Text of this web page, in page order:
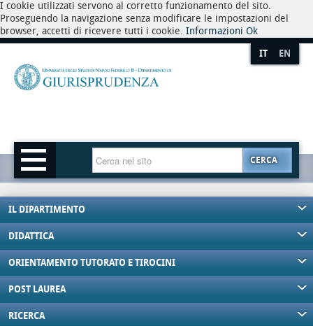
I cookie utilizzati servono al corretto funzionamento del sito.
Proseguendo la navigazione senza modificare le impostazioni del
browser, accetti di ricevere tutti i cookie. Informazioni Ok
IT EN
CERCA
IL DIPARTIMENTO
DIDATTICA
ORIENTAMENTO TUTORATO E TIROCINI
POST LAUREA
RICERCA